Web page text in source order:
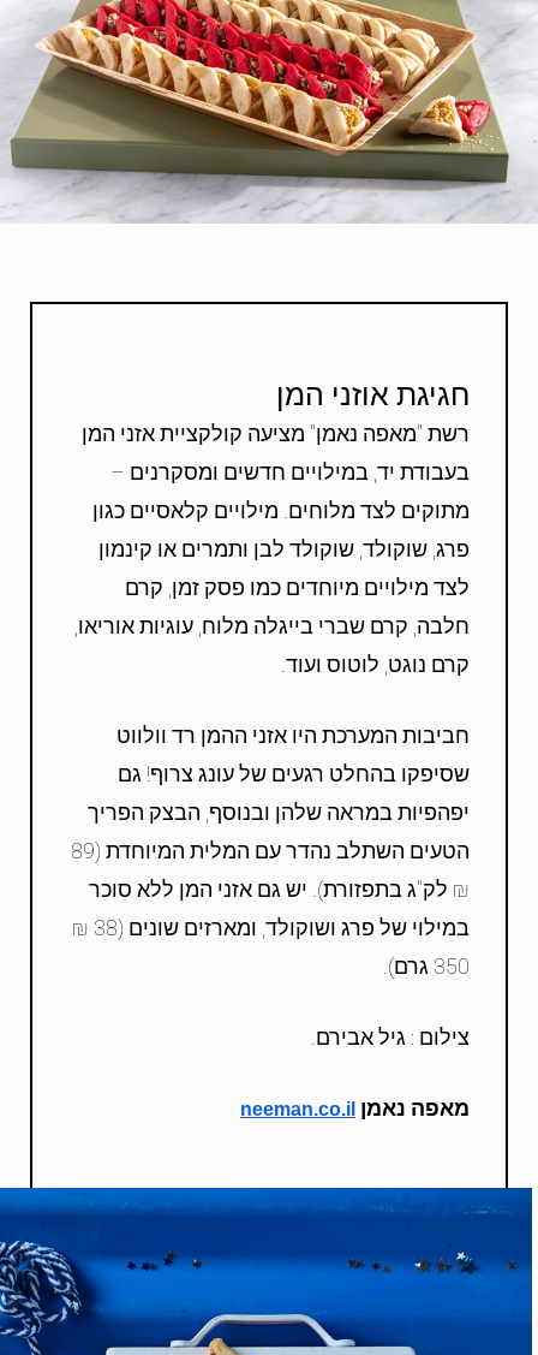
חגיגת אוזני המן
רשת "מאפה נאמן" מציעה קולקציית אזני המן
בעבודת יד, במילויים חדשים ומסקרנים –
מתוקים לצד מלוחים. מילויים קלאסיים כגון
פרג, שוקולד, שוקולד לבן ותמרים או קינמון
לצד מילויים מיוחדים כמו פסק זמן, קרם
חלבה, קרם שברי בייגלה מלוח, עוגיות אוריאו,
קרם נוגט, לוטוס ועוד.
חביבות המערכת היו אזני ההמן רד וולווט
שסיפקו בהחלט רגעים של עונג צרוף! גם
יפהפיות במראה שלהן ובנוסף, הבצק הפריך
הטעים השתלב נהדר עם המלית המיוחדת (89
₪ לק"ג בתפזורת). יש גם אזני המן ללא סוכר
במילוי של פרג ושוקולד, ומארזים שונים (38 ₪
350 גרם).
צילום : גיל אבירם.
מאפה נאמן neeman.co.il